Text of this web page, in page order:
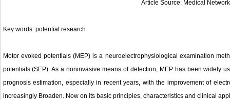
Article Source: Medical
Key words: potential research
Motor evoked potentials (MEP) is a neuroelectrophysiological examination
potentials (SEP). As a noninvasive means of detection, MEP has been widely
prognosis estimation, especially in recent years, with the improvement of
increasingly Broaden. Now on its basic principles, characteristics and clinical